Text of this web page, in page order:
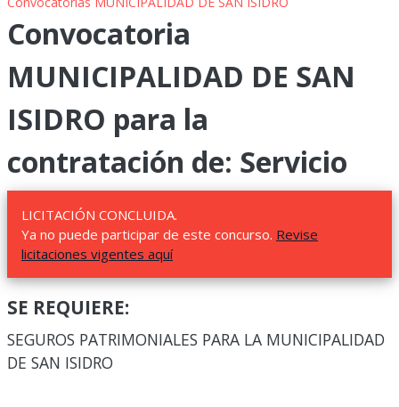
Convocatoria
MUNICIPALIDAD DE SAN
ISIDRO para la
contratación de: Servicio
LICITACIÓN CONCLUIDA.
Ya no puede participar de este concurso. Revise
licitaciones vigentes aquí
SE REQUIERE:
SEGUROS PATRIMONIALES PARA LA MUNICIPALIDAD
DE SAN ISIDRO